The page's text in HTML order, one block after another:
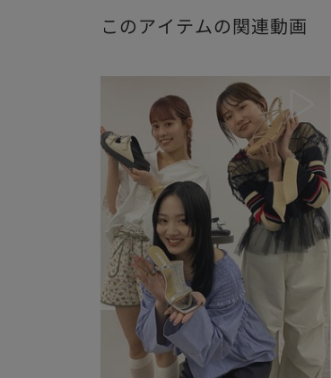
このアイテムの関連動画